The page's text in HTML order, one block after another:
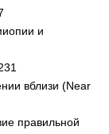
и
вблизи (Near
правильной